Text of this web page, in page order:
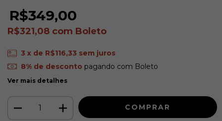
R$349,00
R$321,08 com Boleto
3 x de R$116,33 sem juros
8% de desconto pagando com Boleto
Ver mais detalhes